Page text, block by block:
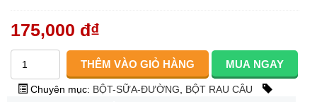
175,000 đ₫
Chuyên mục: BỘT-SỮA-ĐƯỜNG
BỘT RAU CÂU